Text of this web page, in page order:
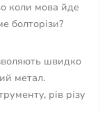
коли мова йде
болторізи?
швидко
метал.
рів різу